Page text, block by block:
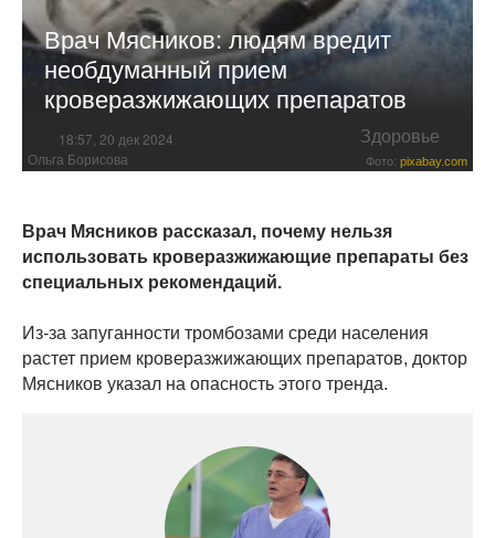
Врач Мясников: людям вредит
необдуманный прием
кроверазжижающих препаратов
18:57, 20 дек 2024 Здоровье
Ольга Борисова Фото: pixabay.com
Врач Мясников рассказал, почему нельзя
использовать кроверазжижающие препараты без
специальных рекомендаций.
Из-за запуганности тромбозами среди населения
растет прием кроверазжижающих препаратов, доктор
Мясников указал на опасность этого тренда.